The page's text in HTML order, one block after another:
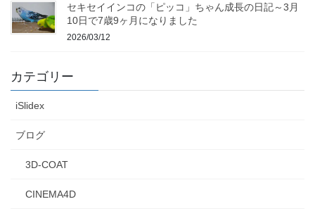
セキセイインコの「ピッコ」ちゃん成長の日記～3月
10日で7歳9ヶ月になりました
2026/03/12
カテゴリー
iSlidex
ブログ
3D-COAT
CINEMA4D